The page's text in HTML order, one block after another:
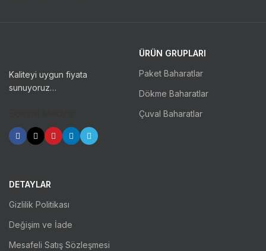
Kaliteyi uygun fiyata
sunuyoruz…
ÜRÜN GRUPLARI
Paket Baharatlar
Dökme Baharatlar
Çuval Baharatlar
DETAYLAR
Gizlilik Politikası
Değişim ve İade
Mesafeli Satış Sözleşmesi